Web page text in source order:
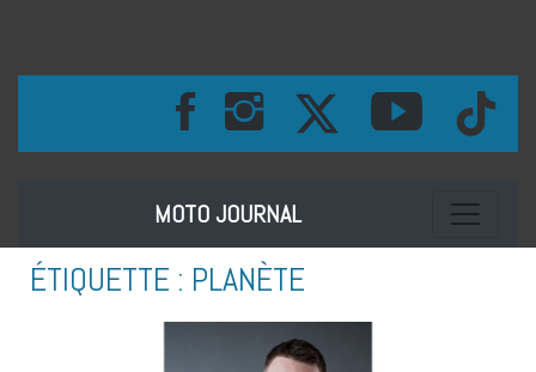
MOTO JOURNAL Toggle
ÉTIQUETTE : PLANÈTE